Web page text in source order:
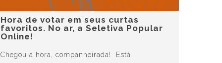
Hora de votar em seus curtas
favoritos. No ar, a Seletiva Popular
Online!
Chegou a hora, companheirada! Está